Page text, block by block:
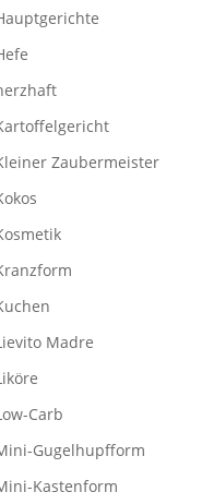
Zaubermeister
Madre
Carb
Gugelhupfform
Kastenform